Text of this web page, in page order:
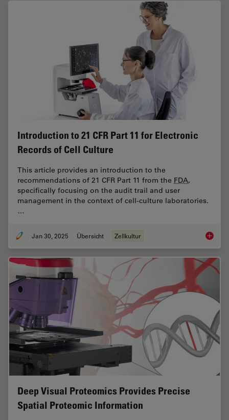
Introduction to 21 CFR Part 11 for Electronic
Records of Cell Culture
This article provides an introduction to the
recommendations of 21 CFR Part 11 from the FDA,
specifically focusing on the audit trail and user
management in the context of cell-culture laboratories.
…
Jan 30, 2025 Übersicht Zellkultur
Deep Visual Proteomics Provides Precise
Spatial Proteomic Information